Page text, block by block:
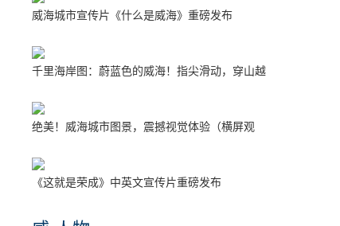
威海城市宣传片《什么是威海》重磅发布
千里海岸图：蔚蓝色的威海！指尖滑动，穿山越
绝美！威海城市图景，震撼视觉体验（横屏观
《这就是荣成》中英文宣传片重磅发布